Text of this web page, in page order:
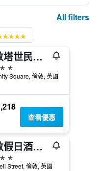
All filters
倫敦塔世民酒店
Square, 倫敦, 英國
查看優惠
倫敦假日酒店- 白教堂
Street, 倫敦, 英國